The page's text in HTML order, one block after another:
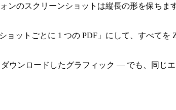
ンのスクリーンショットは縦長の形を保ち
ットごとに 1 つの PDF」にして、すべて
ンロードしたグラフィック — でも、同じエ